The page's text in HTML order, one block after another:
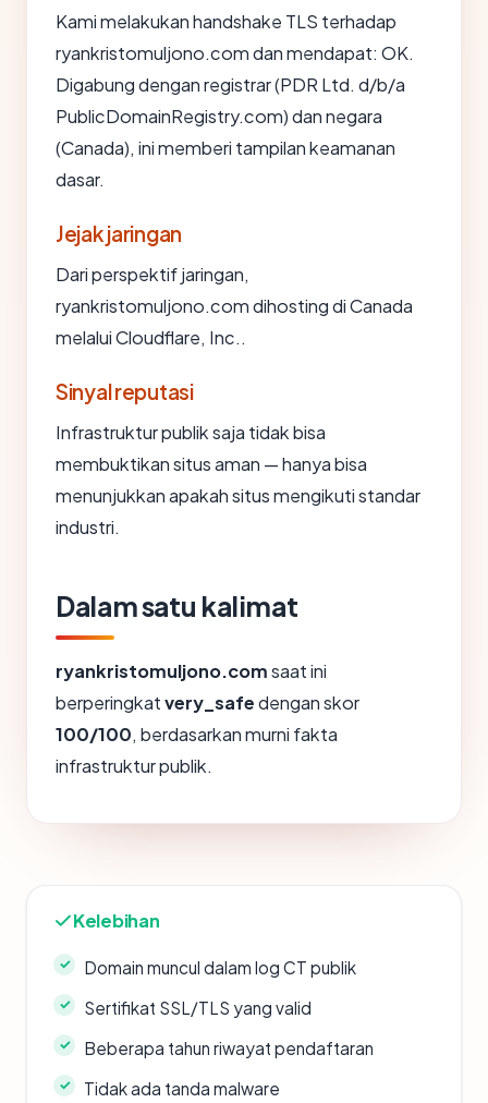
Kami melakukan handshake TLS terhadap
ryankristomuljono.com dan mendapat: OK.
Digabung dengan registrar (PDR Ltd. d/b/a
PublicDomainRegistry.com) dan negara
(Canada), ini memberi tampilan keamanan
dasar.
Jejak jaringan
Dari perspektif jaringan,
ryankristomuljono.com dihosting di Canada
melalui Cloudflare, Inc..
Sinyal reputasi
Infrastruktur publik saja tidak bisa
membuktikan situs aman — hanya bisa
menunjukkan apakah situs mengikuti standar
industri.
Dalam satu kalimat
ryankristomuljono.comsaat ini
berperingkatvery_safedengan skor
100/100, berdasarkan murni fakta
infrastruktur publik.
Kelebihan
Domain muncul dalam log CT publik
Sertifikat SSL/TLS yang valid
Beberapa tahun riwayat pendaftaran
Tidak ada tanda malware